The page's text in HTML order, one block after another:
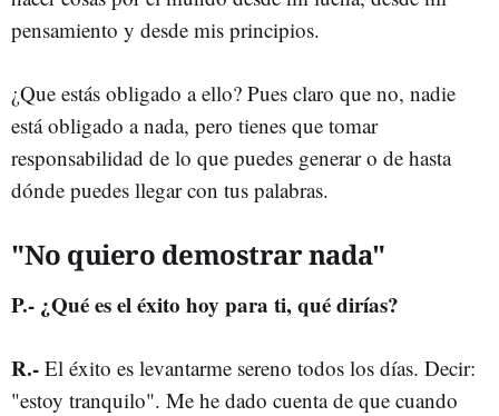
pensamiento y desde mis principios.
¿Que estás obligado a ello? Pues claro que no, nadie
está obligado a nada, pero tienes que tomar
responsabilidad de lo que puedes generar o de hasta
dónde puedes llegar con tus palabras.
"No quiero demostrar nada"
P.- ¿Qué es el éxito hoy para ti, qué dirías?
R.- El éxito es levantarme sereno todos los días. Decir:
"estoy tranquilo". Me he dado cuenta de que cuando